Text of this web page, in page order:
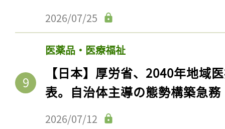
2026/07/25
医薬品・医療福祉
【日本】厚労省、2040年地域
表。自治体主導の態勢構築急務
2026/07/12